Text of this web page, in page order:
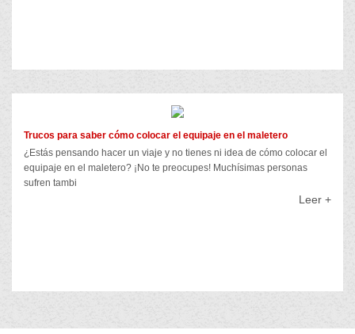
Trucos para saber cómo colocar el equipaje en el maletero
¿Estás pensando hacer un viaje y no tienes ni idea de cómo colocar el
equipaje en el maletero? ¡No te preocupes! Muchísimas personas
sufren tambi
Leer +